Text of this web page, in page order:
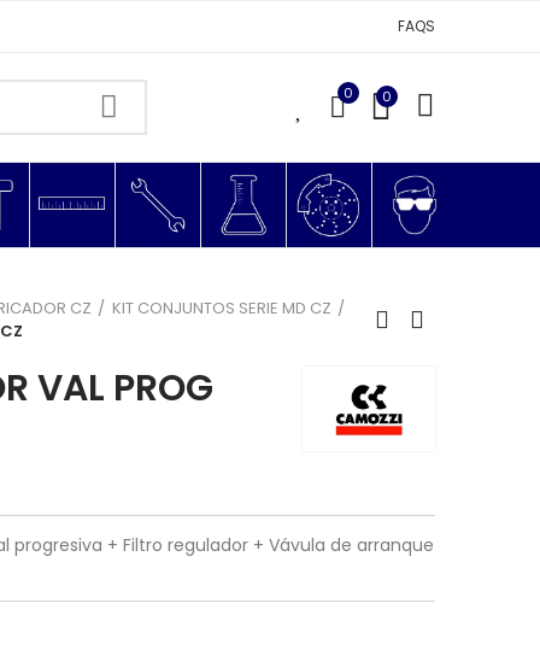
FAQS
0 0
CZ
KIT CONJUNTOS SERIE MD CZ
VAL PROG
+ Filtro regulador + Vávula de arranque